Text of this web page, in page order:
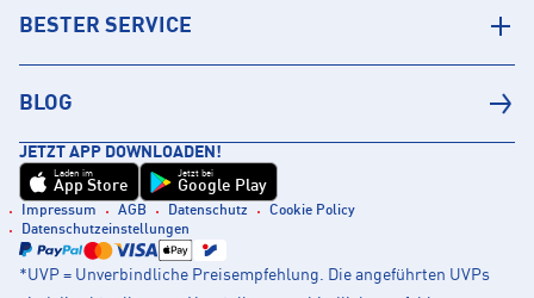
BESTER SERVICE
BLOG
JETZT APP DOWNLOADEN!
Laden im
App Store
Jetzt bei
Google Play
Impressum AGB Datenschutz
Cookie Policy
Datenschutzeinstellungen
*UVP = Unverbindliche Preisempfehlung. Die angeführten UVPs